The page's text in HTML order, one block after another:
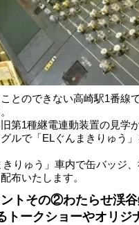
とのできない高崎駅1番線
第1種継電連動装置の見学が
ルで「ELぐんまきりゅう」
りゅう」車内で缶バッジ
布いたします。
トその②わたらせ渓
トークショーやオリジ